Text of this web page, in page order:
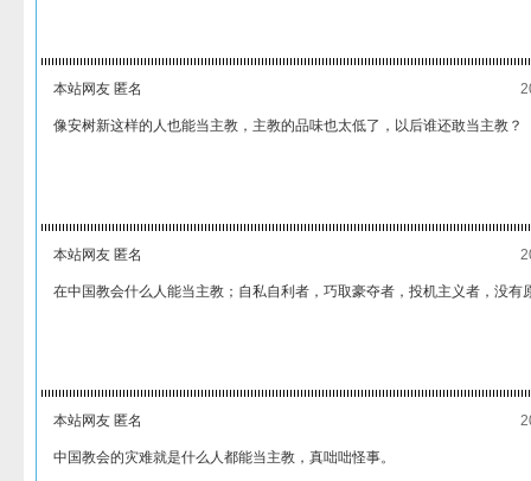
本站网友 匿名
像安树新这样的人也能当主教，主教的品味也太低了，以后谁还敢当主教？
本站网友 匿名
在中国教会什么人能当主教；自私自利者，巧取豪夺者，投机主义者，没有
本站网友 匿名
中国教会的灾难就是什么人都能当主教，真咄咄怪事。